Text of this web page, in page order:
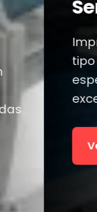
para todo